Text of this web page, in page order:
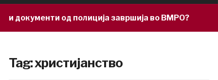
од полиција завршија во ВМРО? 5 hours
Tag:христијанство